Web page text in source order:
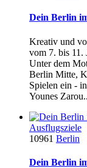
Dein Berlin
Kreativ und
vom 7. bis
Unter dem
Berlin Mitte,
Spielen ein -
Younes
Ausflugsziele
10961 Berlin
Dein Berlin